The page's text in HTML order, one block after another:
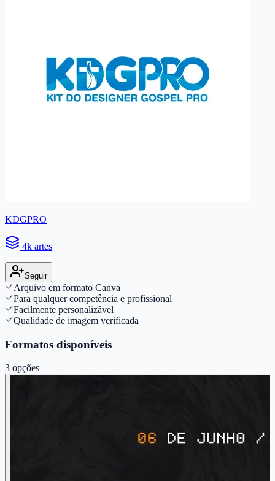
KDGPRO
4k artes
Seguir
Arquivo em formato Canva
Para qualquer competência e profissional
Facilmente personalizável
Qualidade de imagem verificada
Formatos disponíveis
3 opções